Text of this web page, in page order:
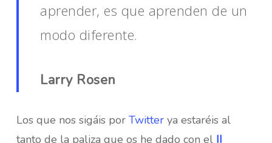
aprender, es que aprenden de un
modo diferente.
Larry Rosen
Los que nos sigáis por Twitterya estaréis al
tanto de la paliza que os he dado con el II